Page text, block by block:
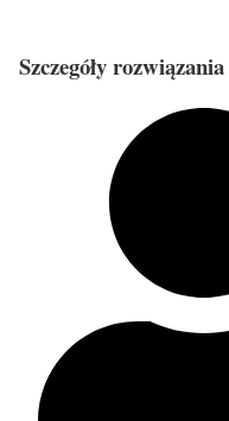
Szczegóły rozwiązania